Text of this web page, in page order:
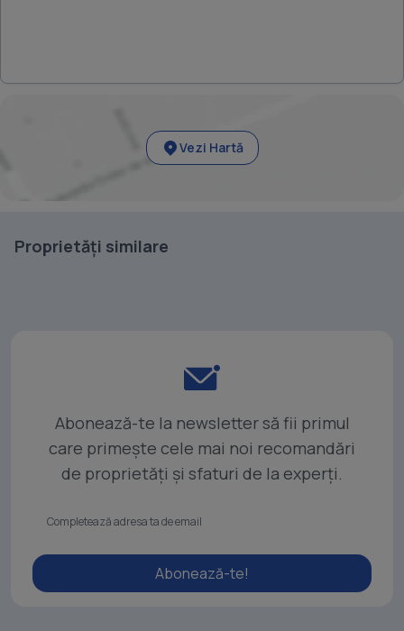
Vezi Hartă
Proprietăți similare
Abonează-te la newsletter să fii primul
care primește cele mai noi recomandări
de proprietăți și sfaturi de la experți.
Abonează-te!